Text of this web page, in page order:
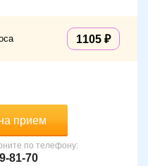
1105
прием
по телефону:
81-70